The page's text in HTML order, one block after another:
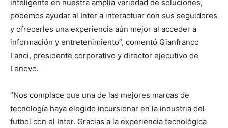
inteligente en nuestra amplia variedad de soluciones,
podemos ayudar al Inter a interactuar con sus seguidores
y ofrecerles una experiencia aún mejor al acceder a
información y entretenimiento”, comentó Gianfranco
Lanci, presidente corporativo y director ejecutivo de
Lenovo.
“Nos complace que una de las mejores marcas de
tecnología haya elegido incursionar en la industria del
futbol con el Inter. Gracias a la experiencia tecnológica